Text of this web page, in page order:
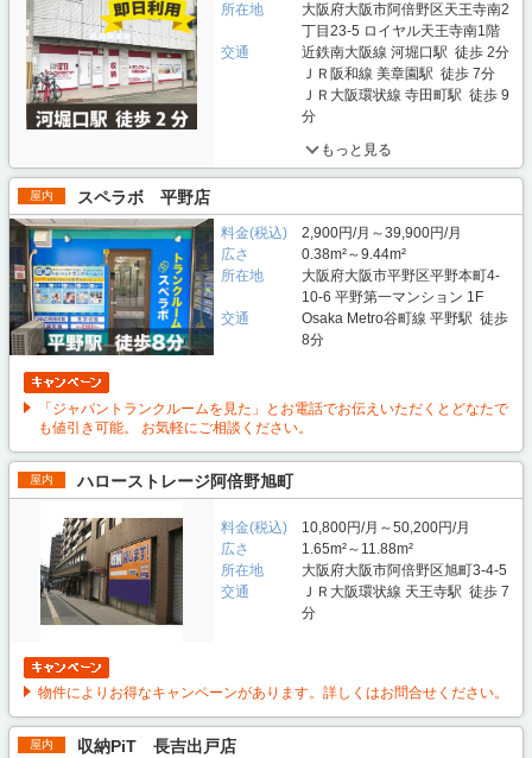
所在地
大阪府大阪市阿倍野区天王寺南2
丁目23-5 ロイヤル天王寺南1階
交通
近鉄南大阪線 河堀口駅 徒歩 2分
ＪＲ阪和線 美章園駅 徒歩 7分
ＪＲ大阪環状線 寺田町駅 徒歩 9
分
もっと見る
屋内 スペラボ 平野店
料金(税込)
2,900円/月～39,900円/月
広さ
0.38m²～9.44m²
所在地
大阪府大阪市平野区平野本町4-
10-6 平野第一マンション 1F
交通
Osaka Metro谷町線 平野駅 徒歩
8分
「ジャパントランクルームを見た」とお電話でお伝えいただくとどなたで
も値引き可能。 お気軽にご相談ください。
屋内 ハローストレージ阿倍野旭町
料金(税込)
10,800円/月～50,200円/月
広さ
1.65m²～11.88m²
所在地
大阪府大阪市阿倍野区旭町3-4-5
交通
ＪＲ大阪環状線 天王寺駅 徒歩 7
分
物件によりお得なキャンペーンがあります。詳しくはお問合せください。
屋内 収納PiT 長吉出戸店